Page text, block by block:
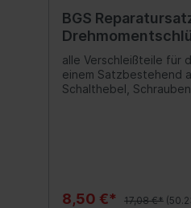
BGS
2827, 2829
alle Verschleißteile für
einem Satzbestehend
Schalthebel,
8,50 €* 17,08 €*